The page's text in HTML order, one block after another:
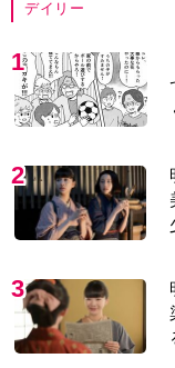
デイリー
1
2
3